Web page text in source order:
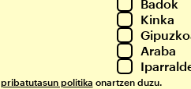
Badok
Kinka
Araba
pribatutasun politika onartzen duzu.